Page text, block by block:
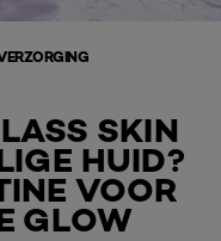
SKIN
HUID?
VOOR
GLOW